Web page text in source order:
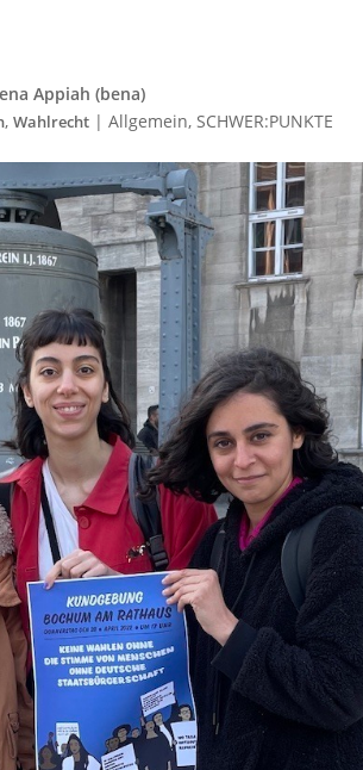
Appiah (bena)
,Wahlrecht |Allgemein,SCHWER:PUNKTE